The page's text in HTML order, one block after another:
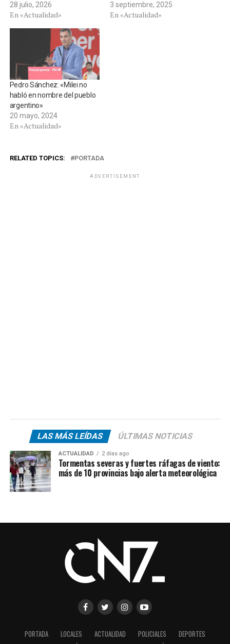
28 julio, 2026
En «Actualidad»
3 septiembre, 2025
En «Actualidad»
Pedro Sánchez: «Milei no
habló en nombre del pueblo
argentino»
20 mayo, 2024
En «Actualidad»
RELATED TOPICS: PORTADA
ADVERTISEMENT
LAS MÁS LEÍDAS ÚLTIMAS NOTICIAS
ACTUALIDAD 2 días ago
Tormentas severas y fuertes ráfagas de viento:
más de 10 provincias bajo alerta meteorológica
PORTADA LOCALES ACTUALIDAD POLICIALES
DEPORTES